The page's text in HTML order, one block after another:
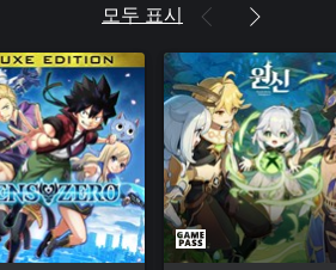
모두 표시